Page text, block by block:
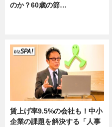
のか？60歳の節…
賃上げ率9.5%の会社も！中小
企業の課題を解決する「人事